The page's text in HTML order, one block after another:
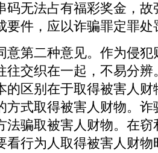
码无法占有福彩奖金，
要件，应以诈骗罪定罪处
第二种意见。作为侵犯
往交织在一起，不易分
的区别在于取得被害人
方式取得被害人财物。
法骗取被害人财物。在
看行为人取得被害人财